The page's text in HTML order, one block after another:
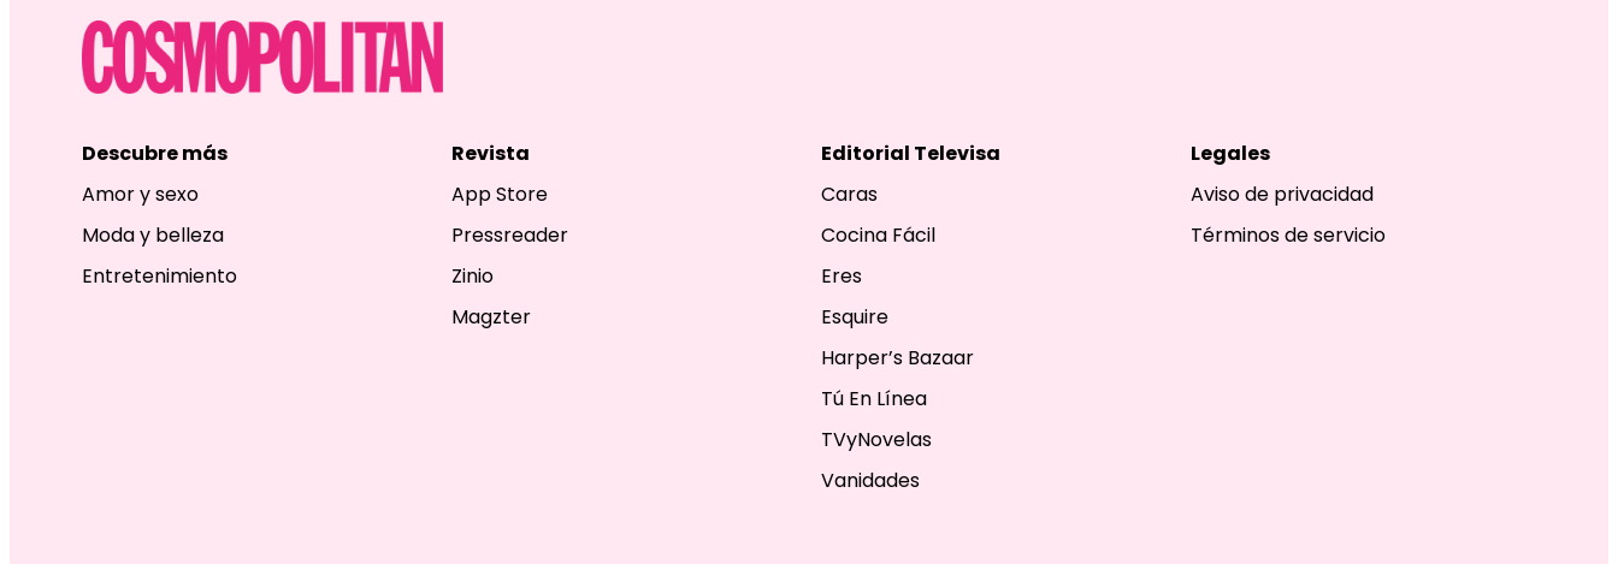
Descubre más
Amor y sexo
Moda y belleza
Entretenimiento
Revista
App Store
Pressreader
Zinio
Magzter
Editorial Televisa
Caras
Cocina Fácil
Eres
Esquire
Harper’s Bazaar
Tú En Línea
TVyNovelas
Vanidades
Legales
Aviso de privacidad
Términos de servicio